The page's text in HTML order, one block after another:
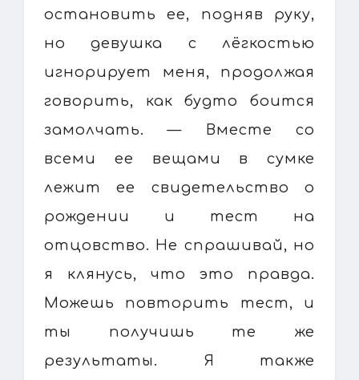
остановить ее, подняв руку,
но девушка с лёгкостью
игнорирует меня, продолжая
говорить, как будто боится
замолчать. — Вместе со
всеми ее вещами в сумке
лежит ее свидетельство о
рождении и тест на
отцовство. Не спрашивай, но
я клянусь, что это правда.
Можешь повторить тест, и
ты получишь те же
результаты. Я также